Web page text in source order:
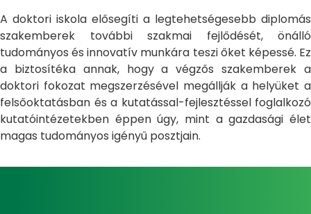
A doktori iskola elősegíti a legtehetségesebb diplomás
szakemberek további szakmai fejlődését, önálló
tudományos és innovatív munkára teszi őket képessé. Ez
a biztosítéka annak, hogy a végzős szakemberek a
doktori fokozat megszerzésével megállják a helyüket a
felsőoktatásban és a kutatással-fejlesztéssel foglalkozó
kutatóintézetekben éppen úgy, mint a gazdasági élet
magas tudományos igényű posztjain.